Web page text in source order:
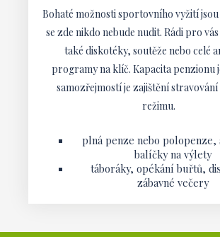
Bohaté možnosti sportovního vyžití
se zde nikdo nebude nudit. Rádi pro
také diskotéky, soutěže nebo celé
programy na klíč. Kapacita penzionu
samozřejmostí je zajištění stravování
režimu.
plná penze nebo polopenze,
balíčky na výlety
táboráky, opékání buřtů,
zábavné večery